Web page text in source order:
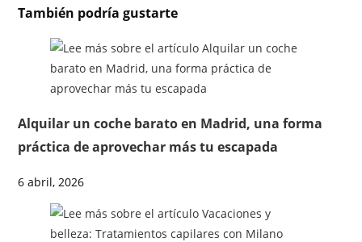
También podría gustarte
Alquilar un coche barato en Madrid, una forma
práctica de aprovechar más tu escapada
6 abril, 2026